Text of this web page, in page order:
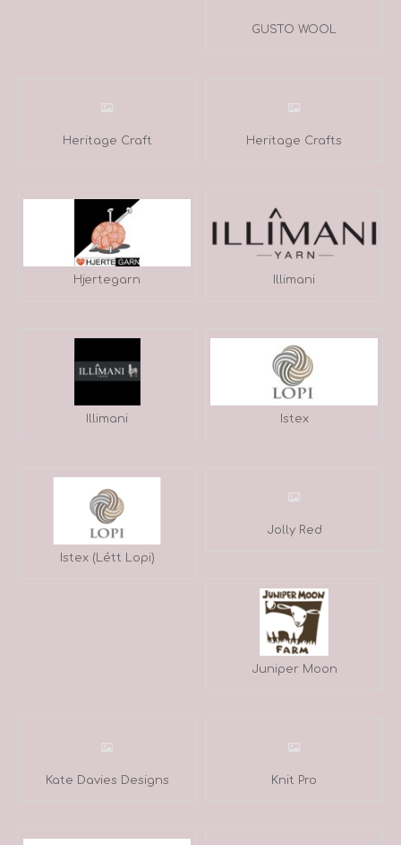
GUSTO WOOL
Heritage Craft Heritage Crafts
Hjertegarn Illimani
Illimani Istex
Istex (Létt Lopi)
Jolly Red
Juniper Moon
Kate Davies Designs Knit Pro